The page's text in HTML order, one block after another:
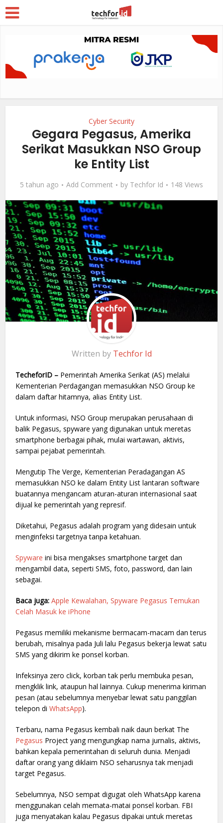
Cyber Security
Gegara Pegasus, Amerika
Serikat Masukkan NSO Group
ke Entity List
5 tahun ago Add Comment by Techfor Id 148 Views
Written by Techfor Id
TecheforID – Pemerintah Amerika Serikat (AS) melalui
Kementerian Perdagangan memasukkan NSO Group ke
dalam daftar hitamnya, alias Entity List.
Untuk informasi, NSO Group merupakan perusahaan di
balik Pegasus, spyware yang digunakan untuk meretas
smartphone berbagai pihak, mulai wartawan, aktivis,
sampai pejabat pemerintah.
Mengutip The Verge, Kementerian Peradagangan AS
memasukkan NSO ke dalam Entity List lantaran software
buatannya mengancam aturan-aturan internasional saat
dijual ke pemerintah yang represif.
Diketahui, Pegasus adalah program yang didesain untuk
menginfeksi targetnya tanpa ketahuan.
Spyware ini bisa mengakses smartphone target dan
mengambil data, seperti SMS, foto, password, dan lain
sebagai.
Baca juga: Apple Kewalahan, Spyware Pegasus Temukan
Celah Masuk ke iPhone
Pegasus memiliki mekanisme bermacam-macam dan terus
berubah, misalnya pada Juli lalu Pegasus bekerja lewat satu
SMS yang dikirim ke ponsel korban.
Infeksinya zero click, korban tak perlu membuka pesan,
mengklik link, ataupun hal lainnya. Cukup menerima kiriman
pesan (atau sebelumnya menyebar lewat satu panggilan
telepon diWhatsApp).
Terbaru, nama Pegasus kembali naik daun berkat The
Pegasus Project yang mengungkap nama jurnalis, aktivis,
bahkan kepala pemerintahan di seluruh dunia. Menjadi
daftar orang yang diklaim NSO seharusnya tak menjadi
target Pegasus.
Sebelumnya, NSO sempat digugat oleh WhatsApp karena
menggunakan celah memata-matai ponsel korban. FBI
juga menyatakan kalau Pegasus dipakai untuk meretas